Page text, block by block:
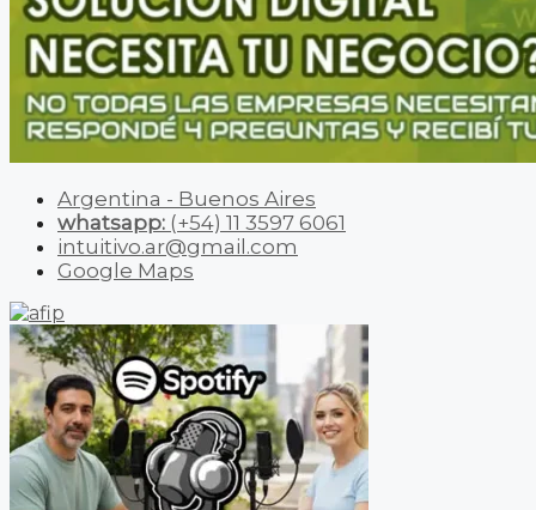
Argentina - Buenos Aires
whatsapp: (+54) 11 3597 6061
intuitivo.ar@gmail.com
Google Maps